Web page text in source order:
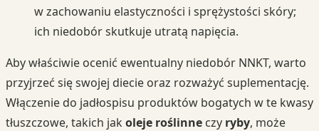
w zachowaniu elastyczności i sprężystości skóry;
ich niedobór skutkuje utratą napięcia.
Aby właściwie ocenić ewentualny niedobór NNKT, warto
przyjrzeć się swojej diecie oraz rozważyć suplementację.
Włączenie do jadłospisu produktów bogatych w te kwasy
tłuszczowe, takich jak oleje roślinne czy ryby, może